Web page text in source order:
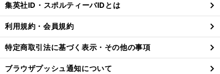
る
集英社ID・スポルティーバIDとは
利用規約・会員規約
特定商取引法に基づく表示・その他の事項
ブラウザプッシュ通知について